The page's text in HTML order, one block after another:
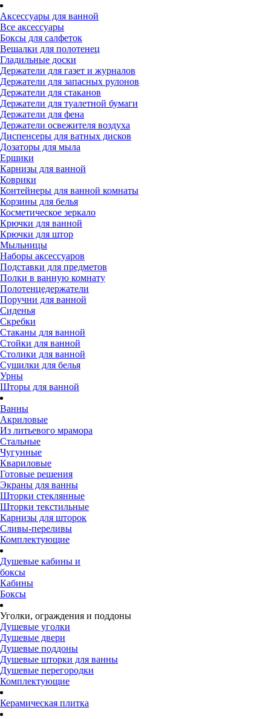
Аксессуары для ванной
Все аксессуары
Боксы для салфеток
Вешалки для полотенец
Гладильные доски
Держатели для газет и журналов
Держатели для запасных рулонов
Держатели для стаканов
Держатели для туалетной бумаги
Держатели для фена
Держатели освежителя воздуха
Диспенсеры для ватных дисков
Дозаторы для мыла
Ершики
Карнизы для ванной
Коврики
Контейнеры для ванной комнаты
Корзины для белья
Косметическое зеркало
Крючки для ванной
Крючки для штор
Мыльницы
Наборы аксессуаров
Подставки для предметов
Полки в ванную комнату
Полотенцедержатели
Поручни для ванной
Сиденья
Скребки
Стаканы для ванной
Стойки для ванной
Столики для ванной
Сушилки для белья
Урны
Шторы для ванной
Ванны
Акриловые
Из литьевого мрамора
Стальные
Чугунные
Квариловые
Готовые решения
Экраны для ванны
Шторки стеклянные
Шторки текстильные
Карнизы для шторок
Сливы-переливы
Комплектующие
Душевые кабины и
боксы
Кабины
Боксы
Уголки, ограждения и поддоны
Душевые уголки
Душевые двери
Душевые поддоны
Душевые шторки для ванны
Душевые перегородки
Комплектующие
Керамическая плитка